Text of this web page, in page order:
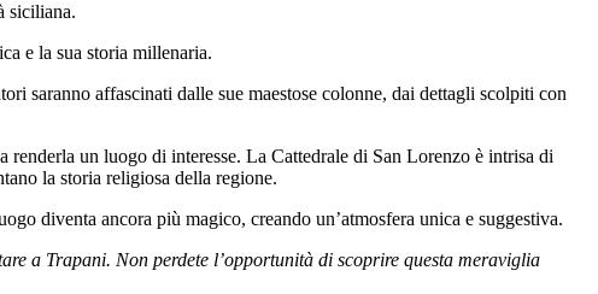
siciliana.
e la sua storia millenaria.
saranno affascinati dalle sue maestose colonne, dai dettagli scolpiti con
renderla un luogo di interesse. La Cattedrale di San Lorenzo è intrisa di
la storia religiosa della regione.
diventa ancora più magico, creando un’atmosfera unica e suggestiva.
a Trapani. Non perdete l’opportunità di scoprire questa meraviglia